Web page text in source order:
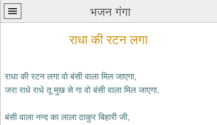
भजन गंगा
प्रथम
home
राधा की रटन लगा
राधा की रटन लगा वो बंसी वाला मिल जाएगा,
जरा राधे राधे तू मुख से गा वो बंसी वाला मिल जाएगा.
बंसी वाला नन्द का लाला ठाकुर बिहारी जी,